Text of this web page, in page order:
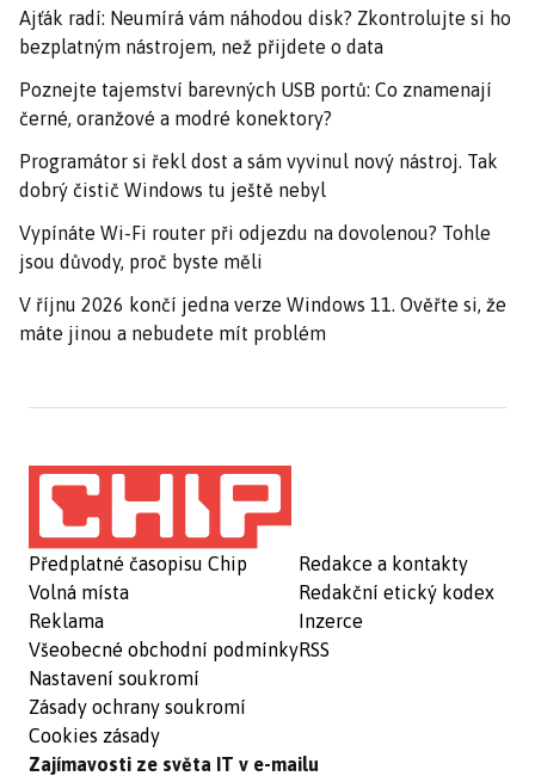
Ajťák radí: Neumírá vám náhodou disk? Zkontrolujte si ho
bezplatným nástrojem, než přijdete o data
Poznejte tajemství barevných USB portů: Co znamenají
černé, oranžové a modré konektory?
Programátor si řekl dost a sám vyvinul nový nástroj. Tak
dobrý čistič Windows tu ještě nebyl
Vypínáte Wi-Fi router při odjezdu na dovolenou? Tohle
jsou důvody, proč byste měli
V říjnu 2026 končí jedna verze Windows 11. Ověřte si, že
máte jinou a nebudete mít problém
Předplatné časopisu Chip
Volná místa
Reklama
Všeobecné obchodní podmínky
Nastavení soukromí
Zásady ochrany soukromí
Cookies zásady
Redakce a kontakty
Redakční etický kodex
Inzerce
RSS
Zajímavosti ze světa IT v e-mailu